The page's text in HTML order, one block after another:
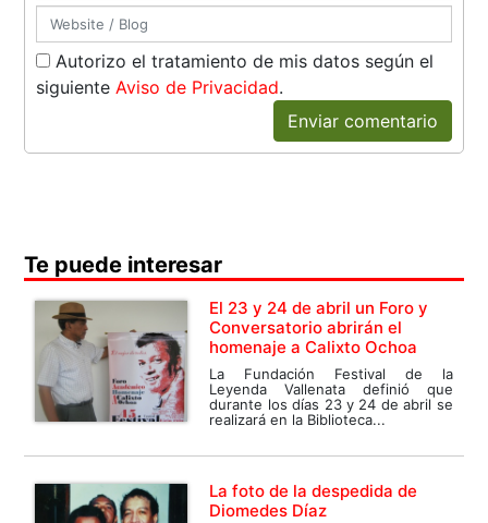
Autorizo el tratamiento de mis datos según el
siguienteAviso de Privacidad.
Enviar comentario
Te puede interesar
El 23 y 24 de abril un Foro y
Conversatorio abrirán el
homenaje a Calixto Ochoa
La Fundación Festival de la
Leyenda Vallenata definió que
durante los días 23 y 24 de abril se
realizará en la Biblioteca...
La foto de la despedida de
Diomedes Díaz